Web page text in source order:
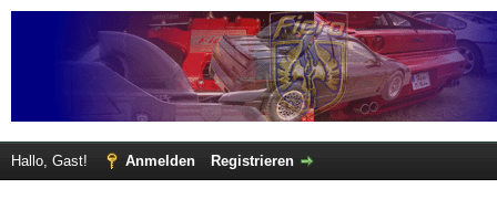
Hallo, Gast! Anmelden Registrieren